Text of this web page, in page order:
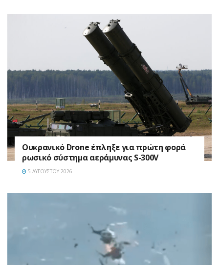
Ουκρανικό Drone έπληξε για πρώτη φορά
ρωσικό σύστημα αεράμυνας S-300V
5 ΑΥΓΟΎΣΤΟΥ 2026